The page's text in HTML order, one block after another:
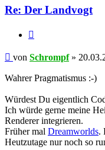
Re: Der Landvogt
Beitrag
von Schrompf»
Wahrer Pragmatismus :-)
Würdest Du eigentlich
Ich würde gerne meine
Renderer integrieren.
Früher mal Dreamworlds.
Heutzutage nur noch so